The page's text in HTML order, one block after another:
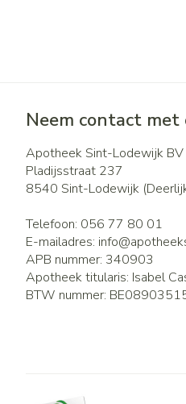
Neem contact met
Apotheek Sint-Lodewijk BV
Pladijsstraat 237
8540 Sint-Lodewijk
Telefoon: 056 77 80 01
E-mailadres: info@
APB nummer: 340903
Apotheek titularis: Isabel
BTW nummer: